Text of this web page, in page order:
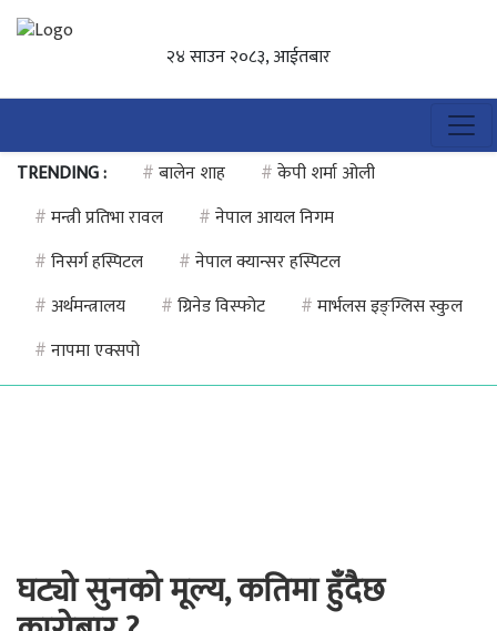
२४ साउन २०८३, आईतबार
TRENDING : #बालेन शाह #केपी शर्मा ओली
#मन्त्री प्रतिभा रावल #नेपाल आयल निगम
#निसर्ग हस्पिटल #नेपाल क्यान्सर हस्पिटल
#अर्थमन्त्रालय #ग्रिनेड विस्फोट #मार्भलस इङ्ग्लिस स्कुल
#नापमा एक्सपो
घट्यो सुनको मूल्य, कतिमा हुँदैछ